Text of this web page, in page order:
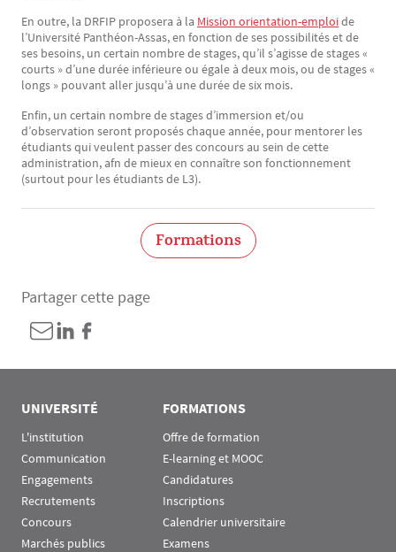
En outre, la DRFIP proposera à la Mission orientation-emploide
l’Université Panthéon-Assas, en fonction de ses possibilités et de
ses besoins, un certain nombre de stages, qu’il s’agisse de stages «
courts » d’une durée inférieure ou égale à deux mois, ou de stages «
longs » pouvant aller jusqu’à une durée de six mois.
Enfin, un certain nombre de stages d’immersion et/ou
d’observation seront proposés chaque année, pour mentorer les
étudiants qui veulent passer des concours au sein de cette
administration, afn de mieux en connaître son fonctionnement
(surtout pour les étudiants de L3).
Formations
Partager cette page
UNIVERSITÉ
L'institution
Communication
Engagements
Recrutements
Concours
Marchés publics
FORMATIONS
Offre de formation
E-learning et MOOC
Candidatures
Inscriptions
Calendrier universitaire
Examens